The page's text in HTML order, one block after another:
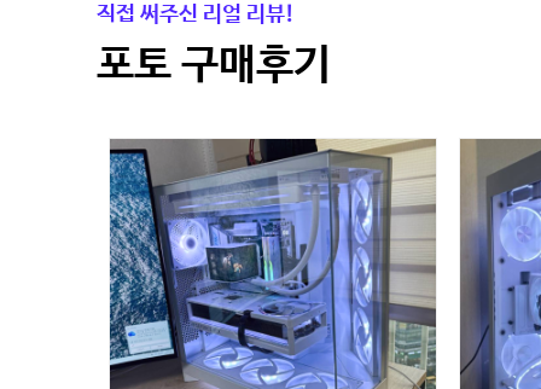
직접 써주신 리얼 리뷰!
포토 구매후기